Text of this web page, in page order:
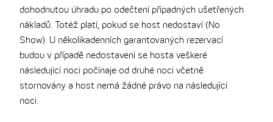
dohodnutou úhradu po odečtení případných ušetřených
nákladů. Totéž platí, pokud se host nedostaví (No
Show). U několikadenních garantovaných rezervací
budou v případě nedostavení se hosta veškeré
následující noci počínaje od druhé noci včetně
stornovány a host nemá žádné právo na následující
noci.